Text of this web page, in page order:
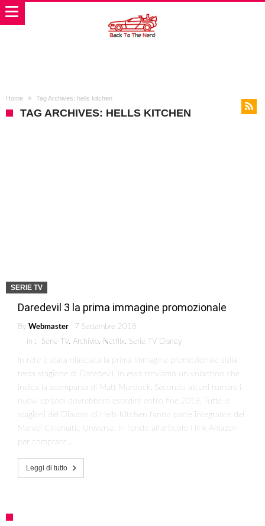
Home Tag Archives: hells kitchen
TAG ARCHIVES: HELLS KITCHEN
SERIE TV
Daredevil 3 la prima immagine promozionale
By Webmaster
7 Settembre 2018
in : Serie TV, Archivio, Netflix, Serie TV Disney
In rete è stata rilasciata la prima immagine promozionale sulla
terza stagione di Daredevil. In essa troviamo un volantino che
indica la scomparsa di Matt Murdock. Secondo alcuni rumors i
nuovi episodi dovrebbero esordire entro fine 2018. Tutte le
stagioni del Diavolo di Hells Kitchen fanno parte integrante del
Marvel Cinematic Universe. In fondo all’articolo i link Amazon
per comprare …
Leggi di tutto